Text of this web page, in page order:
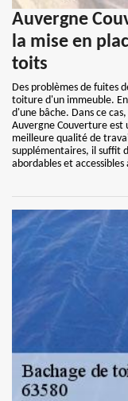
Auvergne
la mise en
toits
Des problèmes de fuites
toiture d'un immeuble.
d'une bâche. Dans ce
Auvergne Couverture est
meilleure qualité de
supplémentaires, il suffit
abordables et accessibles